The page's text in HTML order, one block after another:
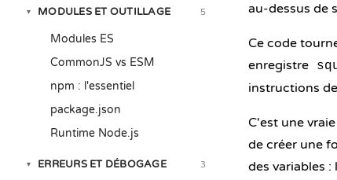
▾ MODULES ET OUTILLAGE 5
Modules ES
CommonJS vs ESM
npm : l'essentiel
package.json
Runtime Node.js
▾ ERREURS ET DÉBOGAGE 3
au-dessus de
Ce code
enregistre
instructions
C'est une
de créer une
des variables :